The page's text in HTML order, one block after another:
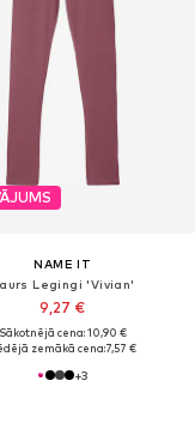
NAME IT
Legingi 'Vivian'
9,27 €
Sākotnējā cena: 10,90 €
zemākā cena:7,57 €
+3